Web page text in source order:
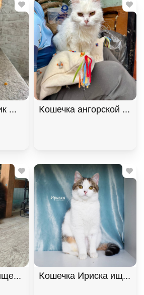
Махони ищет семью. В дар!,
Кошечка ангорской
дом. В дар!, Черный,
Кошечка Ириска ищет